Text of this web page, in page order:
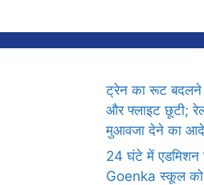
ट्रेन का रूट बदलने
और फ्लाइट छूटी;
मुआवजा देने का
24 घंटे में एडमिशन
Goenka स्कूल